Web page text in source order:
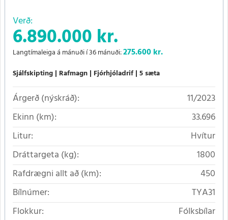
Verð:
6.890.000 kr.
Langtímaleiga á mánuði í 36 mánuði:275.600kr.
Sjálfskipting Rafmagn Fjórhjóladrif 5 sæta
Árgerð (nýskráð):
11/2023
Ekinn (km):
33.696
Litur:
Hvítur
Dráttargeta (kg):
1800
Rafdrægni allt að (km):
450
Bílnúmer:
TYA31
Flokkur:
Fólksbílar